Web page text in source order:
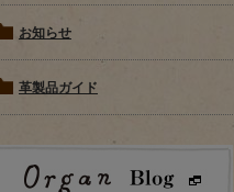
お知らせ
革製品ガイド